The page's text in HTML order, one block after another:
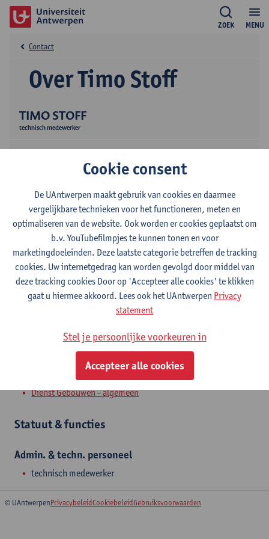
MENU
ZOEK
TIMO STOFF
technisch medewerker
Over Timo Stoff
Contact
Contact
Campus Drie Eiken
Toon e-mailadres
Universiteitsplein 1
Dienst Gebouwen - algemeen
Statuut & functies
Admin. & techn. personeel
technisch medewerker
© UAntwerpenPrivacybeleidCookiebeleidGebruiksvoorwaarden
Cookie consent
De UAntwerpen maakt gebruik van cookies en daarmee
vergelijkbare technieken voor het functioneren, meten en
optimaliseren van de website. Ook worden er cookies geplaatst om
b.v. YouTubefilmpjes te kunnen tonen en voor
marketingdoeleinden. Deze laatste categorie betreffen de tracking
cookies. Uw internetgedrag kan worden gevolgd door middel van
deze tracking cookies Door op 'Accepteer alle cookies' te klikken
gaat u hiermee akkoord. Lees ook het UAntwerpen Privacy
statement
Stel je persoonlijke voorkeuren in
Accepteer alle cookies